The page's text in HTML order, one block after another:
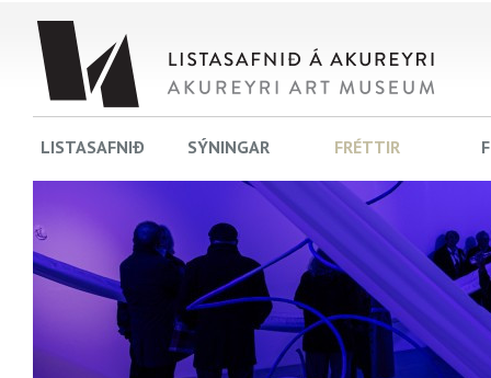
LISTASAFNIÐ SÝNINGAR FRÉTTIR